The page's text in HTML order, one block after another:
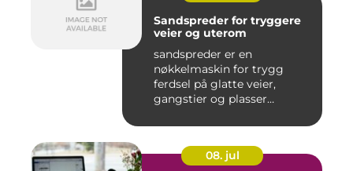
Sandspreder for tryggere
veier og uterom
sandspreder er en
nøkkelmaskin for trygg
ferdsel på glatte veier,
gangstier og plasser
08. jul